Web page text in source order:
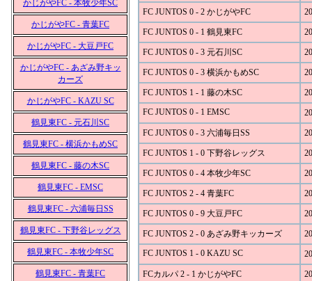
かじがやFC - 本牧少年SC
かじがやFC - 青葉FC
かじがやFC - 大豆戸FC
かじがやFC - あざみ野キッ
カーズ
かじがやFC - KAZU SC
鶴見東FC - 元石川SC
鶴見東FC - 横浜かもめSC
鶴見東FC - 藤の木SC
鶴見東FC - EMSC
鶴見東FC - 六浦毎日SS
鶴見東FC - 下野谷レッグス
鶴見東FC - 本牧少年SC
鶴見東FC - 青葉FC
FC JUNTOS 0 - 2 かじがやFC
FC JUNTOS 0 - 1 鶴見東FC
FC JUNTOS 0 - 3 元石川SC
FC JUNTOS 0 - 3 横浜かもめSC
FC JUNTOS 1 - 1 藤の木SC
FC JUNTOS 0 - 1 EMSC
FC JUNTOS 0 - 3 六浦毎日SS
FC JUNTOS 1 - 0 下野谷レッグス
FC JUNTOS 0 - 4 本牧少年SC
FC JUNTOS 2 - 4 青葉FC
FC JUNTOS 0 - 9 大豆戸FC
FC JUNTOS 2 - 0 あざみ野キッカーズ
FC JUNTOS 1 - 0 KAZU SC
FCカルパ 2 - 1 かじがやFC